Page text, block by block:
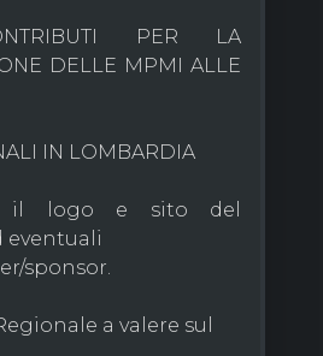
PER LA
DELLE MPMI ALLE
IN LOMBARDIA
il logo e sito del
eventuali
sponsor.
a valere sul